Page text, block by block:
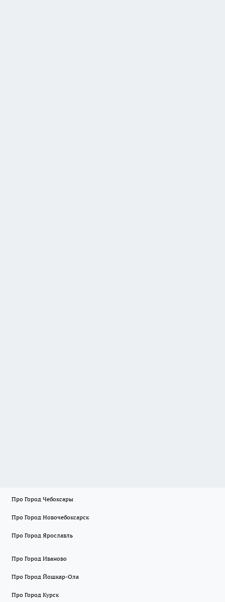
Про Город Чебоксары
Про Город Новочебоксарск
Про Город Ярославль
Про Город Иваново
Про Город Йошкар-Ола
Про Город Курск